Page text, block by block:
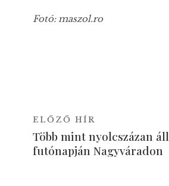
Fotó: maszol.ro
ELŐZŐ HÍR
Több mint nyolcszázan
futónapján Nagyváradon